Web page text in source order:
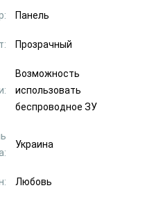
Панель
Прозрачный
Возможность
использовать
беспроводное ЗУ
Украина
Любовь